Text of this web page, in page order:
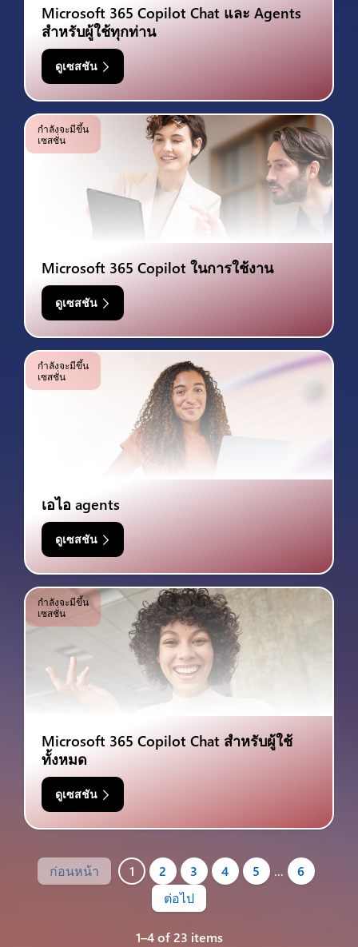
Microsoft 365 Copilot Chat และ Agents
สำหรับผู้ใช้ทุกท่าน
ดูเซสชัน
กำลังจะมีขึ้น
เซสชั่น
Microsoft 365 Copilot ในการใช้งาน
ดูเซสชัน
กำลังจะมีขึ้น
เซสชั่น
เอไอ agents
ดูเซสชัน
กำลังจะมีขึ้น
เซสชั่น
Microsoft 365 Copilot Chat สำหรับผู้ใช้
ทั้งหมด
ดูเซสชัน
ก่อนหน้า 1 2 3 4 5 …
6
ต่อไป
1–4 of 23 items